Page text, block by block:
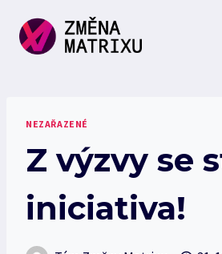
obsah
NEZAŘAZENÉ
Z výzvy se
iniciativa!